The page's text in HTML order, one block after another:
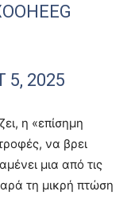
5, 2025
η «επίσημη
να βρει
μια από τις
τη μικρή πτώση